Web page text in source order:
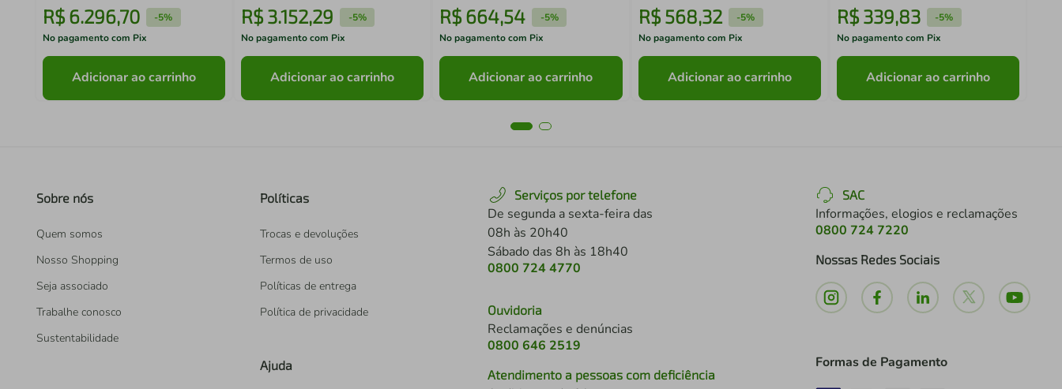
R$ 6.296,70 -5%
No pagamento com Pix
Adicionar ao carrinho
R$ 3.152,29 -5%
No pagamento com Pix
Adicionar ao carrinho
R$664,54 -5%
No pagamento com Pix
Adicionar ao carrinho
R$ 568,32 -5%
No pagamento com Pix
Adicionar ao carrinho
R$ 339,83 -5%
No pagamento com Pix
Adicionar ao carrinho
Sobre nós
Quem somos
Nosso Shopping
Seja associado
Trabalhe conosco
Sustentabilidade
Políticas
Trocas e devoluções
Termos de uso
Políticas de entrega
Política de privacidade
Ajuda
Serviços por telefone
De segunda a sexta-feira das
08h às 20h40
Sábado das 8h às 18h40
0800 724 4770
Ouvidoria
Reclamações e denúncias
0800 646 2519
Atendimento a pessoas com deficiência
SAC
Informações, elogios e reclamações
0800 724 7220
Nossas Redes Sociais
Formas de Pagamento